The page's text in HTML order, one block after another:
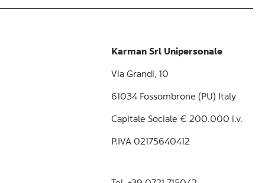
Karman Srl Unipersonale
Via Grandi, 10
61034 Fossombrone (PU) Italy
Capitale Sociale € 200.000 i.v.
P.IVA 02175640412